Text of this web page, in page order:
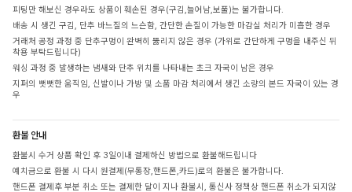
피팅만 해보신 경우라도 상품이 훼손된 경우(구김,늘어남,보풀)는 불가합니다.
배송 시 생긴 구김, 단추 바느질의 느슨함, 간단한 손질이 가능한 마감실 처리가 미흡한 경우
거래처 공정 과정 중 단추구멍이 완벽히 뚫리지 않은 경우 (가위로 간단하게 구멍을 내주신 뒤
착용 부탁드립니다)
워싱 과정 중 발생하는 냄새와 단추 위치를 나타내는 초크 자국이 남은 경우
지퍼의 뻣뻣한 움직임, 신발이나 가방 및 소품 마감 처리에서 생긴 소량의 본드 자국이 있는 경
우
환불 안내
환불시 수거 상품 확인 후 3일이내 결제하신 방법으로 환불해드립니다
예치금으로 환불 시 다시 원결제(무통장,핸드폰,카드)로의 환불은 불가합니다.
핸드폰 결제후 부분 취소 또는 결제한 달이 지나 환불시, 통신사 정책상 핸드폰 취소가 되지않